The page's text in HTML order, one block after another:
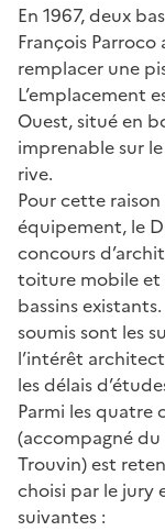
En 1967, deux
François
remplacer une
L’emplacement
Ouest, situé en
imprenable sur
rive.
Pour cette
équipement, le
concours
toiture mobile et
bassins
soumis sont les
l’intérêt
les délais
Parmi les quatre
(accompagné du
Trouvin) est
choisi par le jury
suivantes :